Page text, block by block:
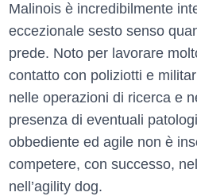
Malinois è incredibilmente
eccezionale sesto senso
prede. Noto per lavorare
contatto con poliziotti e
nelle operazioni di ricerca e
presenza di eventuali
obbediente ed agile non è
competere, con successo,
nell’agility dog.